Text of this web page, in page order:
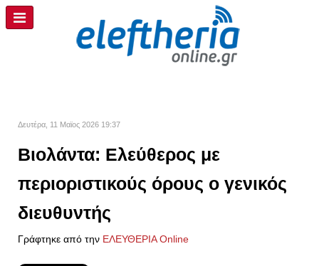
Δευτέρα, 11 Μαϊος 2026 19:37
Βιολάντα: Ελεύθερος με
περιοριστικούς όρους ο γενικός
διευθυντής
Γράφτηκε από την ΕΛΕΥΘΕΡΙΑ Online